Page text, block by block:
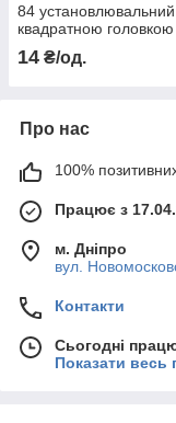
84 установлювальний
квадратною головкою
ступеневим кінцем зі
сферою DIN 480
14 ₴/од.
Про нас
100% позитивних
Працює з
м. Дніпро
вул.
Контакти
Сьогодні
Показати весь